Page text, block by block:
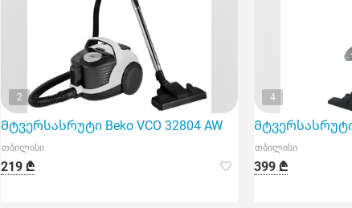
2
Მტვერსასრუტი Beko VCO 32804 AW
თბილისი
219 ₾
4
Მტვერსასრუტი
თბილისი
399 ₾